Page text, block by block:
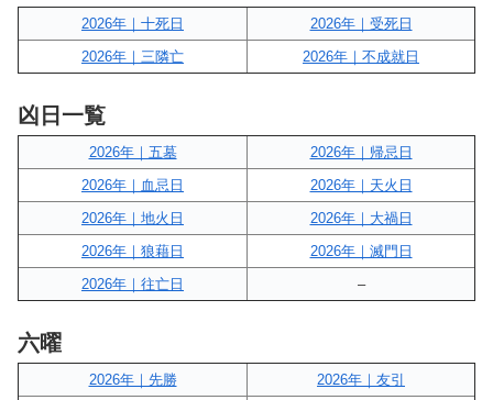
2026年｜十死日
2026年｜受死日
2026年｜三隣亡
2026年｜不成就日
凶日一覧
2026年｜五墓
2026年｜帰忌日
2026年｜血忌日
2026年｜天火日
2026年｜地火日
2026年｜大禍日
2026年｜狼藉日
2026年｜滅門日
2026年｜往亡日
–
六曜
2026年｜先勝
2026年｜友引